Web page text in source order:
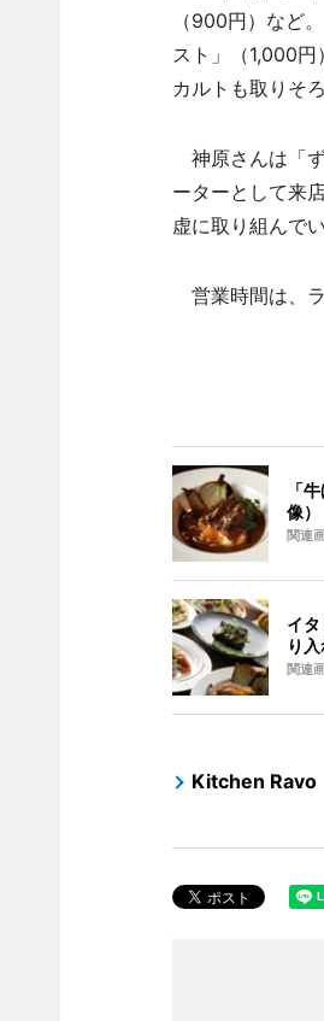
（900円）など
スト」（1,000
カルトも取りそ
神原さんは「
ーターとして来
虚に取り組んで
営業時間は、
「
像）
関連
イ
り
関連
Kitchen Ravo